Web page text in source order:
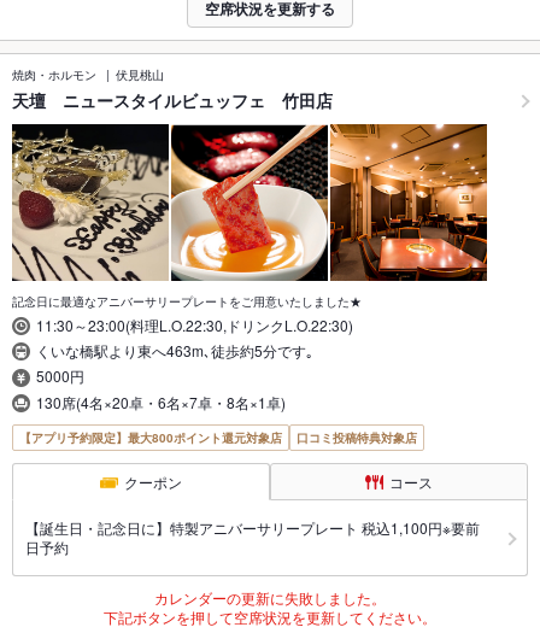
空席状況を更新する
焼肉・ホルモン 伏見桃山
天壇 ニュースタイルビュッフェ 竹田店
記念日に最適なアニバーサリープレートをご用意いたしました★
11:30～23:00(料理L.O.22:30,ドリンクL.O.22:30)
くいな橋駅より東へ463m､徒歩約5分です｡
5000円
130席(4名×20卓・6名×7卓・8名×1卓)
【アプリ予約限定】最大800ポイント還元対象店 口コミ投稿特典対象店
クーポン コース
【誕生日・記念日に】特製アニバーサリープレート 税込1,100円※要前
日予約
カレンダーの更新に失敗しました。
下記ボタンを押して空席状況を更新してください。